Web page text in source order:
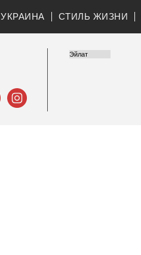
УКРАИНА СТИЛЬ ЖИЗНИ